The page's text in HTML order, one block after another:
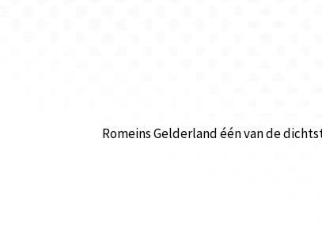
Romeins Gelderland één van de